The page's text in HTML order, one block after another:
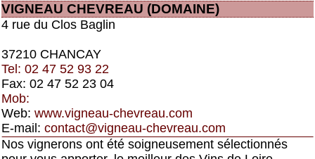
VIGNEAU CHEVREAU (DOMAINE)
4 rue du Clos Baglin
37210 CHANCAY
Tel: 02 47 52 93 22
Fax: 02 47 52 23 04
Mob:
Web: www.vigneau-chevreau.com
E-mail: contact@vigneau-chevreau.com
Nos vignerons ont été soigneusement sélectionnés